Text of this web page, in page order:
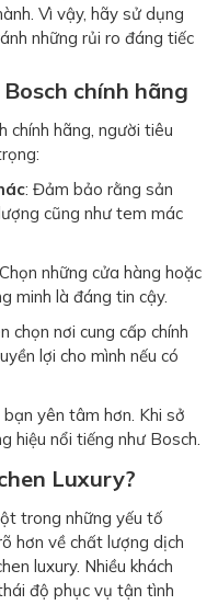
Vì vậy, hãy sử dụng
những rủi ro đáng tiếc
chính hãng
chính hãng, người tiêu
: Đảm bảo rằng sản
cũng như tem mác
những cửa hàng hoặc
minh là đáng tin cậy.
chọn nơi cung cấp chính
lợi cho mình nếu có
yên tâm hơn. Khi sở
hiệu nổi tiếng như Bosch.
Luxury?
trong những yếu tố
hơn về chất lượng dịch
luxury. Nhiều khách
độ phục vụ tận tình